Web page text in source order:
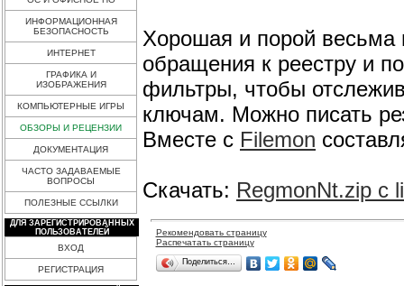
ИНФОРМАЦИОННАЯ
БЕЗОПАСНОСТЬ
ИНТЕРНЕТ
ГРАФИКА И
ИЗОБРАЖЕНИЯ
КОМПЬЮТЕРНЫЕ ИГРЫ
ОБЗОРЫ И РЕЦЕНЗИИ
ДОКУМЕНТАЦИЯ
ЧАСТО ЗАДАВАЕМЫЕ
ВОПРОСЫ
ПОЛЕЗНЫЕ ССЫЛКИ
ДЛЯ ЗАРЕГИСТРИРОВАННЫХ
ПОЛЬЗОВАТЕЛЕЙ
ВХОД
РЕГИСТРАЦИЯ
Хорошая и порой весьма
обращения к реестру и
фильтры, чтобы
ключам. Можно писать
Вместе с Filemon
Скачать: RegmonNt.zip с
Рекомендовать страницу
Распечатать страницу
Поделиться…